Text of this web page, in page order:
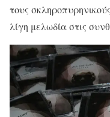
τους
λίγη μελωδία στις